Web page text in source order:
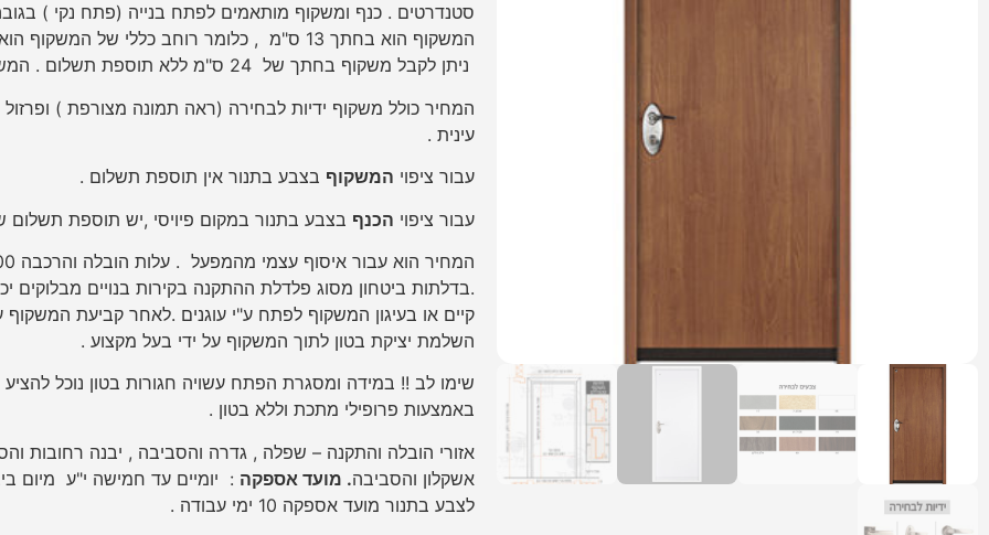
ניתן לקבל משקוף בחתך של 24 ס"מ ללא תוספת תשלום . המשקוף מגיע מגלוון או צבוע בתנור .
המחיר כולל משקוף ידיות לבחירה (ראה תמונה מצורפת )
עינית .
עבור ציפוי המשקוף בצבע בתנור אין תוספת תשלום .
עבור ציפוי הכנף בצבע בתנור במקום פיויסי ,יש תוספת תשלום של 200 ש"ח +
.בדלתות ביטחון מסוג פלדלת ההתקנה בקירות בנויים מבלוקים
קיים או בעיגון המשקוף לפתח ע"י עוגנים .לאחר קביעת
השלמת יציקת בטון לתוך המשקוף על ידי בעל מקצוע .
שימו לב !! במידה ומסגרת הפתח עשויה חגורות בטון נוכל
באמצעות פרופילי מתכת וללא בטון .
אזורי הובלה והתקנה – שפלה , גדרה והסביבה , יבנה רחובות
אשקלון והסביבה. מועד אספקה : יומיים עד חמישה י"ע מיום
לצבע בתנור מועד אספקה 10 ימי עבודה .